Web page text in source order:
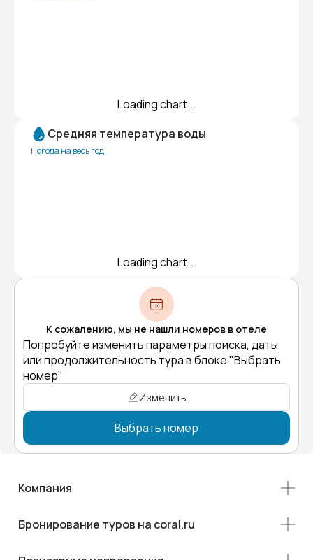
Loading chart...
Средняя температура воды
Погода на весь год
Loading chart...
К сожалению, мы не нашли номеров в отеле
Попробуйте изменить параметры поиска, даты
или продолжительность тура в блоке "Выбрать
номер"
Изменить
Выбрать номер
Компания
Бронирование туров на coral.ru